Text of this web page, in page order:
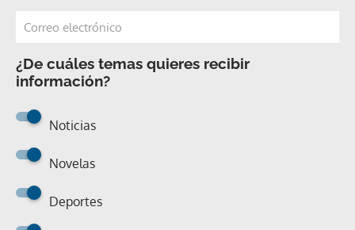
¿De cuáles temas quieres recibir
información?
Noticias
Novelas
Deportes